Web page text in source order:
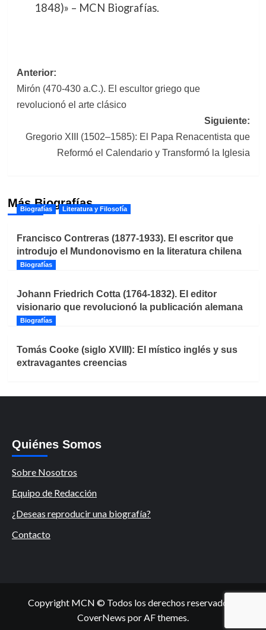
1848)» – MCN Biografías.
Navegación
de
Anterior:
Mirón (470-430 a.C.). El escultor griego que
revolucionó el arte clásico
Siguiente:
Gregorio XIII (1502–1585): El Papa Renacentista que
Reformó el Calendario y Transformó la Iglesia
Más Biografías
Biografías Literatura y Filosofía
Francisco Contreras (1877-1933). El escritor que
introdujo el Mundonovismo en la literatura chilena
Biografías
Johann Friedrich Cotta (1764-1832). El editor
visionario que revolucionó la publicación alemana
Biografías
Tomás Cooke (siglo XVIII): El místico inglés y sus
extravagantes creencias
Quiénes Somos
Sobre Nosotros
Equipo de Redacción
¿Deseas reproducir una biografía?
Contacto
Copyright MCN © Todos los derechos reservados.
CoverNews por AF themes.